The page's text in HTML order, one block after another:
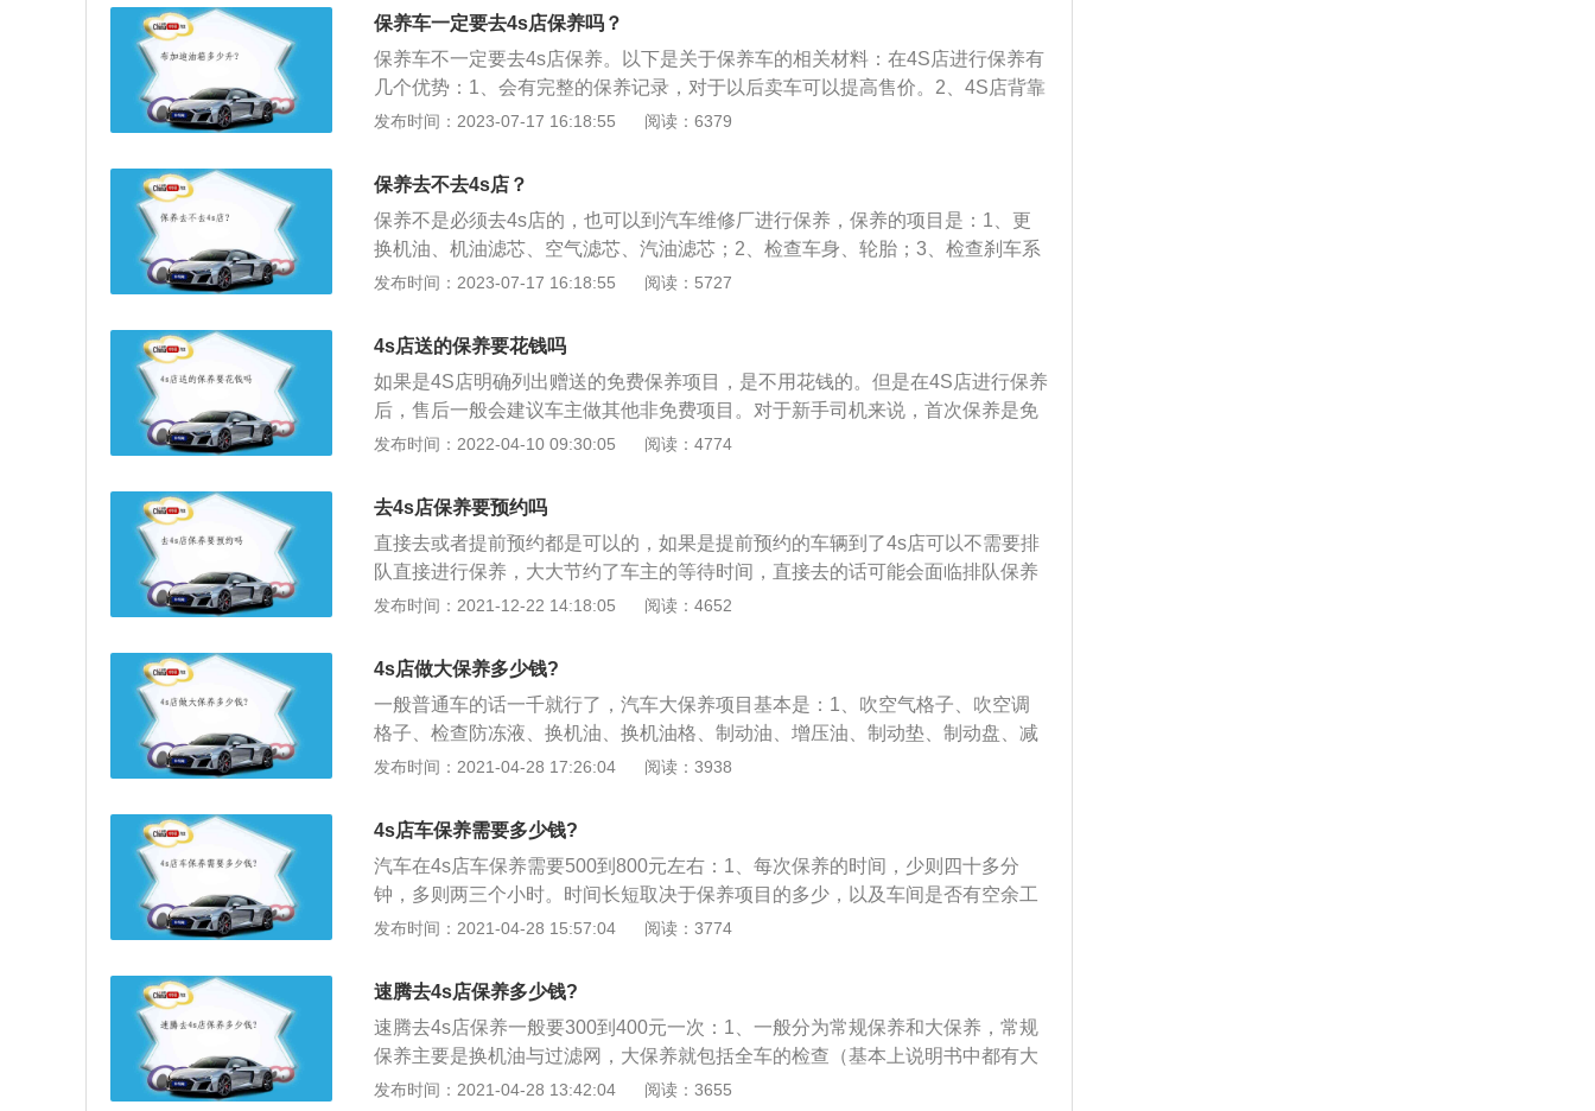
相关部分进行检查、清洁、补给、润滑、调整或更换某些零件的预防性工作。
2、目的：保持车容整洁，技术状况正常，消除隐患，预防故障发生，延长使用
周期。
保养车一定要去4s店保养吗？
保养车不一定要去4s店保养。以下是关于保养车的相关材料：在4S店进行保养有
几个优势：1、会有完整的保养记录，对于以后卖车可以提高售价。2、4S店背靠
品牌厂商，车辆数据非常详尽，而且设备齐全，师傅的维修技术也相对专业成
过高，机油选择有限，一套简单的小保养下来，不仅用的机油不合自己心意，价
格还贵。
发布时间：2023-07-17 16:18:55 阅读：6379
保养去不去4s店？
保养不是必须去4s店的，也可以到汽车维修厂进行保养，保养的项目是：1、更
换机油、机油滤芯、空气滤芯、汽油滤芯；2、检查车身、轮胎；3、检查刹车系
统；4、检查底盘受损情况。汽车保养的作用有：1、保证车辆处于优良的性能状
免车辆发生问题导致产生危险；5、可以减少噪音和对环境的污染；6、保持车辆
外观整洁，防止损伤。
发布时间：2023-07-17 16:18:55 阅读：5727
4s店送的保养要花钱吗
如果是4S店明确列出赠送的免费保养项目，是不用花钱的。但是在4S店进行保养
后，售后一般会建议车主做其他非免费项目。对于新手司机来说，首次保养是免
费的，免费保养主要是整车检查、更换机油和机滤的保养。如果车主还需要做其
不同。因此，4S店说赠送的保养项目其实很小，保养成本很低。根据不同车辆的
用车手册上标准，大部分汽车在行驶5000公里后都应该到4S店进行首次保养。首
保做完后，下次保养需要车主自己付钱。所以，当售后向车主推荐其他保养项目
时，应该谨慎选择，以防上当。
发布时间：2022-04-10 09:30:05 阅读：4774
去4s店保养要预约吗
直接去或者提前预约都是可以的，如果是提前预约的车辆到了4s店可以不需要排
队直接进行保养，大大节约了车主的等待时间，直接去的话可能会面临排队保养
的现象，所以还是预约比较好。汽车的保养都是用来提醒驾驶员到期为车辆进行
作。汽车通过定期的保养可以保持汽车的整洁使用状况，延长汽车的使用周期
等。检查各个部件连接的紧密度，以及检查灯光照明信号的技术状况，完成汽车
的保养可以维系汽车的正常驾驶。通过清洁汽车外部污垢以及打扫车身，保持燃
油机油和各种部件的清洁。
发布时间：2021-12-22 14:18:05 阅读：4652
4s店做大保养多少钱?
一般普通车的话一千就行了，汽车大保养项目基本是：1、吹空气格子、吹空调
格子、检查防冻液、换机油、换机油格、制动油、增压油、制动垫、制动盘、减
震器、减震缓冲橡胶套；2、还有一些重要螺钉松动，橡胶套筒各臂、底盘、调
塞等；3、清理发动机舱，也有用电脑读取是否有故障代码、保养复位等。
发布时间：2021-04-28 17:26:04 阅读：3938
4s店车保养需要多少钱?
汽车在4s店车保养需要500到800元左右：1、每次保养的时间，少则四十多分
钟，多则两三个小时。时间长短取决于保养项目的多少，以及车间是否有空余工
位；2、所以这里建议车主，一定要提前打电话预约，否则你好不容易找个空余
3、条件充足的话，车主应尽量预约工作日，节假日是4s店最容易爆满的时候。
发布时间：2021-04-28 15:57:04 阅读：3774
速腾去4s店保养多少钱?
速腾去4s店保养一般要300到400元一次：1、一般分为常规保养和大保养，常规
保养主要是换机油与过滤网，大保养就包括全车的检查（基本上说明书中都有大
保养的具体项目）；2、常规保养一般是三个月或5000公里一次，大保养的间隔
发布时间：2021-04-28 13:42:04 阅读：3655